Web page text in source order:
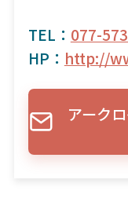
TEL： 077-
HP： http://
アーク